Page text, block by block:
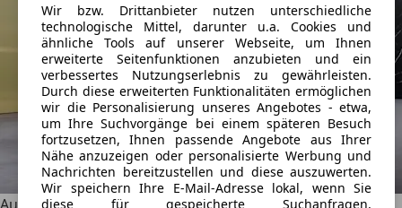
Wir bzw. Drittanbieter nutzen unterschiedliche
technologische Mittel, darunter u.a. Cookies und
ähnliche Tools auf unserer Webseite, um Ihnen
erweiterte Seitenfunktionen anzubieten und ein
verbessertes Nutzungserlebnis zu gewährleisten.
Durch diese erweiterten Funktionalitäten ermöglichen
wir die Personalisierung unseres Angebotes - etwa,
um Ihre Suchvorgänge bei einem späteren Besuch
fortzusetzen, Ihnen passende Angebote aus Ihrer
Nähe anzuzeigen oder personalisierte Werbung und
Nachrichten bereitzustellen und diese auszuwerten.
Wir speichern Ihre E-Mail-Adresse lokal, wenn Sie
diese für gespeicherte Suchanfragen,